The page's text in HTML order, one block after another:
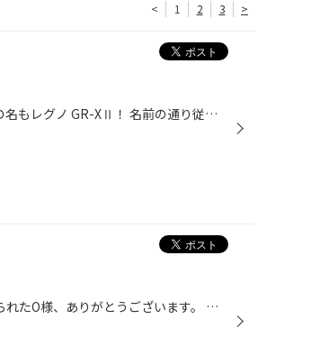
< 1 2 3 >
乗り心地と静寂性に優れたレグノシリーズ！ その名もレグノ GR-XⅡ！ 名前の通り従来のレグノGR-XⅠから進化したタイヤです！ パターン形状やタイヤの内部構造の改良によって静寂性能のUPや摩耗しても静寂性が持続するようになりました！ また、路面との接地形状の最適化により路面からの衝撃を軽減し...
新車で購入され、その足でタイヤ館 笠岡まで来られたO様、ありがとうございます。 車体の色も良くてかっこいいですね。 夏タイヤのホイール交換もお待ちしております。 後、ドライブレコーダも取り扱いしてます。在庫があれば、すぐに取付けますよ！！ タイヤ、ホイール、オイル交換はタイヤ館 笠岡...